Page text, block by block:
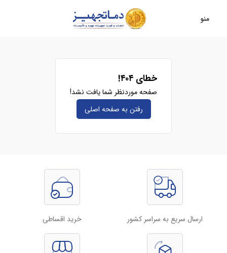
منو
خطای ۴۰۴!
صفحه موردنظر شما یافت نشد!
رفتن به صفحه‌ اصلی
ارسال سریع به سراسر کشور خرید اقساطی